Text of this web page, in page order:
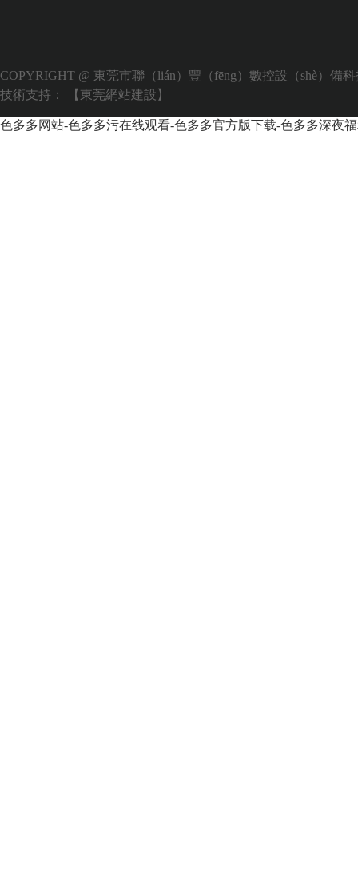
COPYRIGHT @ 東莞市聯（lián）豐（fēng）數控設（shè）備
技術支持：
【東莞網站建設】
色多多网站-色多多污在线观看-色多多官方版下载-色多多深夜